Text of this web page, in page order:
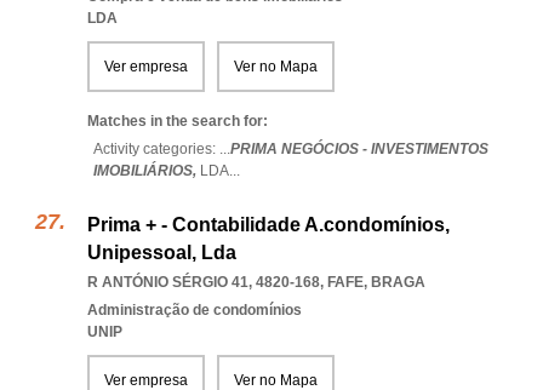
LDA
Ver empresa Ver no Mapa
Matches in the search for:
Activity categories: ...PRIMA NEGÓCIOS - INVESTIMENTOS
IMOBILIÁRIOS, LDA...
Prima + - Contabilidade A.condomínios,
Unipessoal, Lda
R ANTÓNIO SÉRGIO 41, 4820-168, FAFE, BRAGA
Administração de condomínios
UNIP
Ver empresa Ver no Mapa